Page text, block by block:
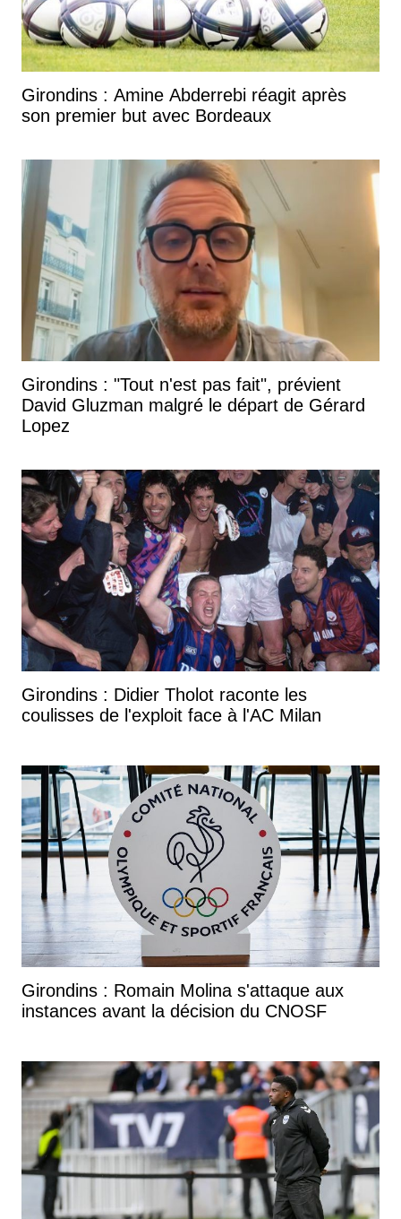
Girondins : Amine Abderrebi réagit après
son premier but avec Bordeaux
Girondins : "Tout n'est pas fait", prévient
David Gluzman malgré le départ de Gérard
Lopez
Girondins : Didier Tholot raconte les
coulisses de l'exploit face à l'AC Milan
Girondins : Romain Molina s'attaque aux
instances avant la décision du CNOSF